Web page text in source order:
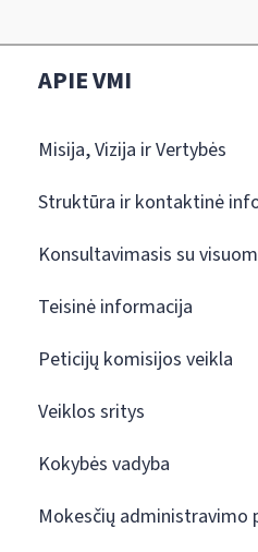
APIE VMI
Misija, Vizija ir Vertybės
Struktūra ir kontaktinė
Konsultavimasis su
Teisinė informacija
Peticijų komisijos veikla
Veiklos sritys
Kokybės vadyba
Mokesčių administravimo